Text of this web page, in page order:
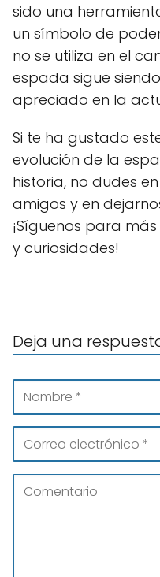
sido una
un símbolo de
no se utiliza en el
espada sigue
apreciado en la
Si te ha gustado
evolución de la
historia, no dudes
amigos y en
¡Síguenos para
y curiosidades!
Deja una